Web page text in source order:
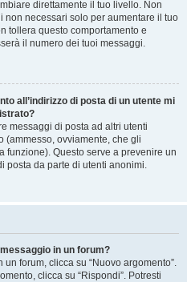
direttamente il tuo livello. Non
necessari solo per aumentare il tuo
tollera questo comportamento e
il numero dei tuoi messaggi.
all’indirizzo di posta di un utente mi
messaggi di posta ad altri utenti
(ammesso, ovviamente, che gli
funzione). Questo serve a prevenire un
posta da parte di utenti anonimi.
in un forum?
forum, clicca su “Nuovo argomento”.
clicca su “Rispondi”. Potresti